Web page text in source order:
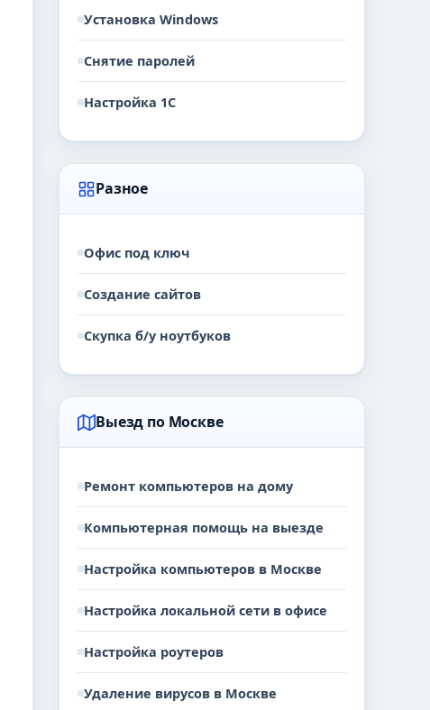
Установка Windows
Снятие паролей
Настройка 1С
Разное
Офис под ключ
Создание сайтов
Скупка б/у ноутбуков
Выезд по Москве
Ремонт компьютеров на дому
Компьютерная помощь на выезде
Настройка компьютеров в Москве
Настройка локальной сети в офисе
Настройка роутеров
Удаление вирусов в Москве